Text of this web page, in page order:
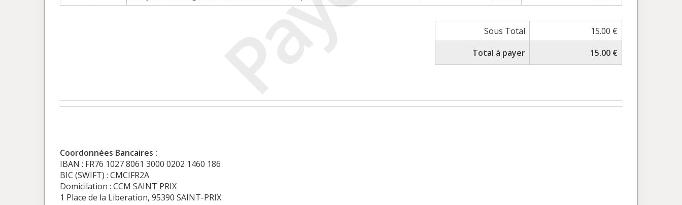
Sous Total
15.00 €
Total à payer
15.00 €
Coordonnées Bancaires :
IBAN : FR76 1027 8061 3000 0202 1460 186
BIC (SWIFT) : CMCIFR2A
Domicilation : CCM SAINT PRIX
1 Place de la Liberation, 95390 SAINT-PRIX